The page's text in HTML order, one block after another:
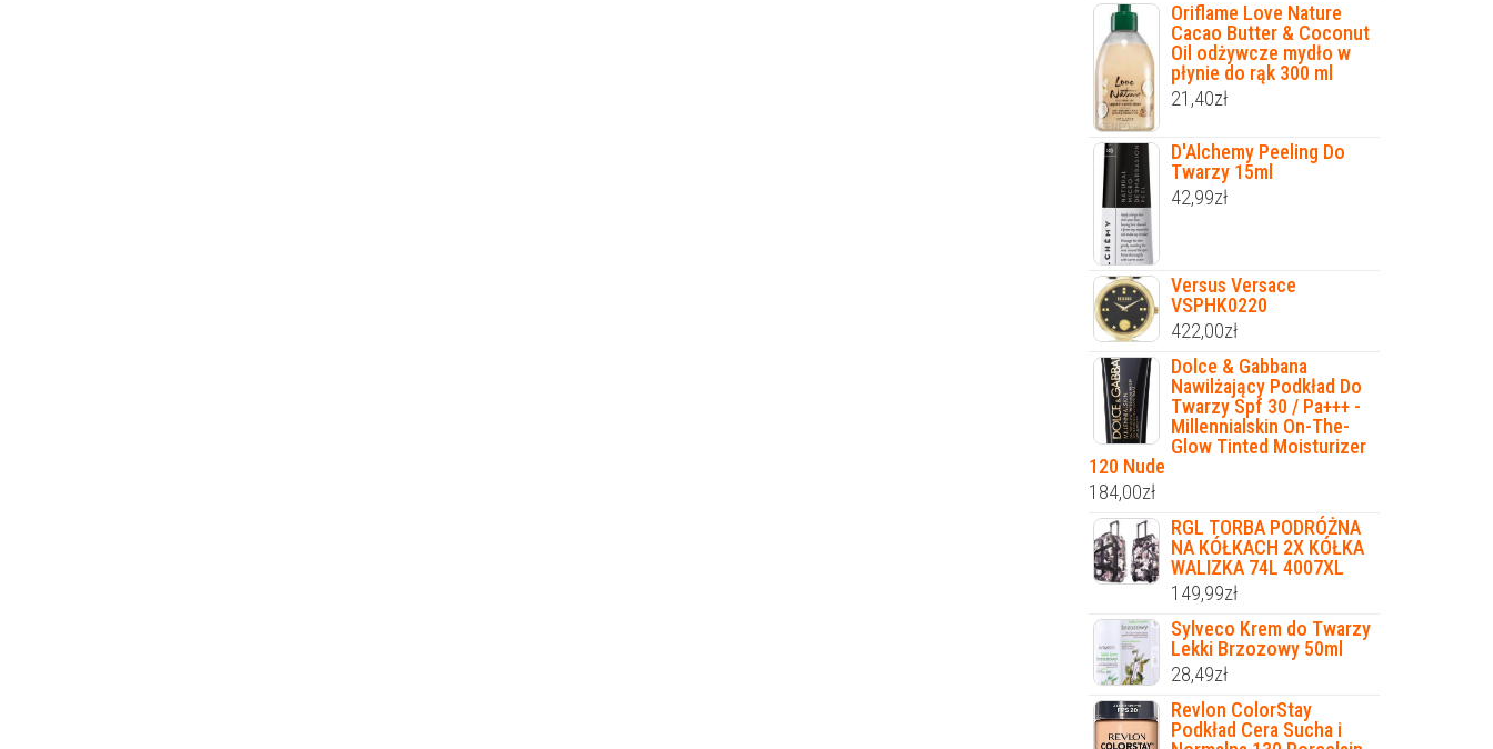
Oriflame Love Nature
Cacao Butter & Coconut
Oil odżywcze mydło w
płynie do rąk 300 ml
21,40zł
D'Alchemy Peeling Do
Twarzy 15ml
42,99zł
Versus Versace
VSPHK0220
422,00zł
Dolce & Gabbana
Nawilżający Podkład Do
Twarzy Spf 30 / Pa+++ -
Millennialskin On-The-
Glow Tinted Moisturizer
120 Nude
184,00zł
RGL TORBA PODRÓŻNA
NA KÓŁKACH 2X KÓŁKA
WALIZKA 74L 4007XL
149,99zł
Sylveco Krem do Twarzy
Lekki Brzozowy 50ml
28,49zł
Revlon ColorStay
Podkład Cera Sucha i